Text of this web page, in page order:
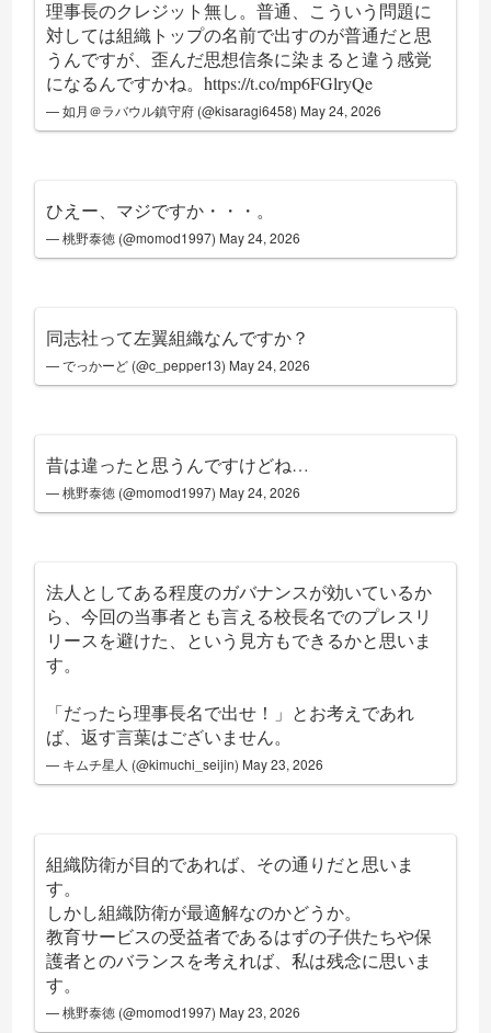
理事長のクレジット無し。普通、こういう問題に
対しては組織トップの名前で出すのが普通だと思
うんですが、歪んだ思想信条に染まると違う感覚
になるんですかね。https://t.co/mp6FGlryQe
— 如月＠ラバウル鎮守府 (@kisaragi6458) May 24, 2026
ひえー、マジですか・・・。
— 桃野泰徳 (@momod1997) May 24, 2026
同志社って左翼組織なんですか？
— でっかーど (@c_pepper13) May 24, 2026
昔は違ったと思うんですけどね…
— 桃野泰徳 (@momod1997) May 24, 2026
法人としてある程度のガバナンスが効いているか
ら、今回の当事者とも言える校長名でのプレスリ
リースを避けた、という見方もできるかと思いま
す。
「だったら理事長名で出せ！」とお考えであれ
ば、返す言葉はございません。
— キムチ星人 (@kimuchi_seijin) May 23, 2026
組織防衛が目的であれば、その通りだと思いま
す。
しかし組織防衛が最適解なのかどうか。
教育サービスの受益者であるはずの子供たちや保
護者とのバランスを考えれば、私は残念に思いま
す。
— 桃野泰徳 (@momod1997) May 23, 2026